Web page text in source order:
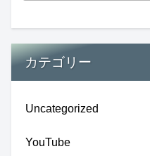
カテゴリー
Uncategorized
YouTube